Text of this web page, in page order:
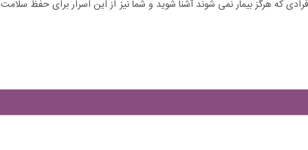
که هرگز بیمار نمی شوند آشنا شوید و شما نیز از این اسرار برای حفظ سلامت